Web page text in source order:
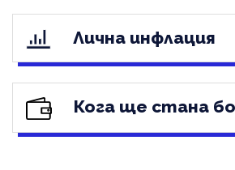
Лична инфлация
Кога ще стана